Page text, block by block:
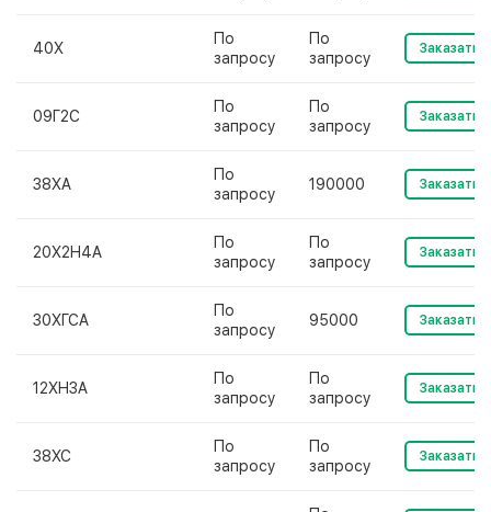
40Х
По
запросу
По
запросу
Заказать
09Г2С
По
запросу
По
запросу
Заказать
38ХА
По
запросу
190000 Заказать
20Х2Н4А
По
запросу
По
запросу
Заказать
30ХГСА
По
запросу
95000 Заказать
12ХН3А
По
запросу
По
запросу
Заказать
38ХС
По
запросу
По
запросу
Заказать